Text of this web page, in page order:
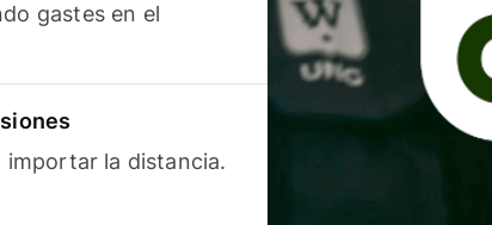
gastes en el
importar la distancia.